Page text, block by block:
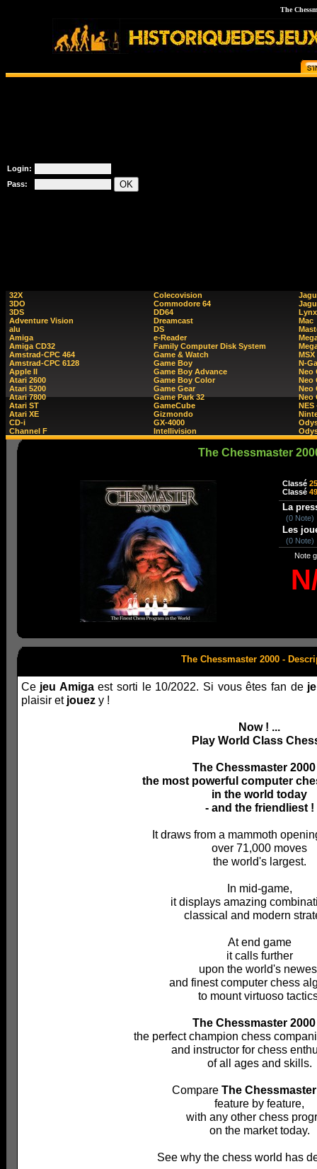
The
Login:
Pass:
32X
3DO
3DS
Adventure Vision
alu
Amiga
Amiga CD32
Amstrad-CPC 464
Amstrad-CPC 6128
Apple II
Atari 2600
Atari 5200
Atari 7800
Atari ST
Atari XE
CD-i
Channel F
Colecovision
Commodore 64
DD64
Dreamcast
DS
e-Reader
Family Computer Disk System
Game & Watch
Game Boy
Game Boy Advance
Game Boy Color
Game Gear
Game Park 32
GameCube
Gizmondo
GX-4000
Intellivision
Lynx
Mac
MSX
N-
Neo
Neo
Neo
Neo
NES
The Chessmaster
Classé
Classé
La
(0 Note)
Les
(0 Note)
Note
The Chessmaster 2000 -
Ce jeu Amigaest sorti le 10/2022. Si vous êtes fan de
plaisir et jouezy !
Now ! ...
Play World Class
The Chessmaster 2000
the most powerful computer
in the world today
- and the friendliest !
It draws from a mammoth
over 71,000 moves
the world's largest.
In mid-game,
it displays amazing
classical and modern
At end game
it calls further
upon the world's
and finest computer chess
to mount virtuoso
The Chessmaster 2000
the perfect champion chess
and instructor for chess
of all ages and skills.
Compare The
feature by feature,
with any other chess
on the market today.
See why the chess world has